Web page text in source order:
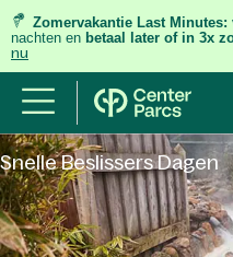
Zomervakantie Last Minutes:
nachten en betaal later of in 3x
nu
Snelle Beslissers Dagen